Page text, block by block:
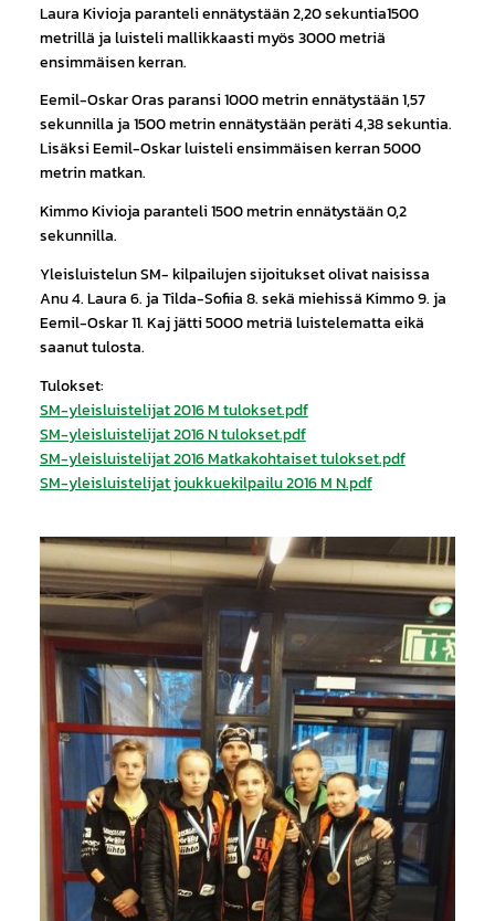
Laura Kivioja paranteli ennätystään 2,20 sekuntia1500
metrillä ja luisteli mallikkaasti myös 3000 metriä
ensimmäisen kerran.
Eemil-Oskar Oras paransi 1000 metrin ennätystään 1,57
sekunnilla ja 1500 metrin ennätystään peräti 4,38 sekuntia.
Lisäksi Eemil-Oskar luisteli ensimmäisen kerran 5000
metrin matkan.
Kimmo Kivioja paranteli 1500 metrin ennätystään 0,2
sekunnilla.
Yleisluistelun SM- kilpailujen sijoitukset olivat naisissa
Anu 4. Laura 6. ja Tilda-Sofiia 8. sekä miehissä Kimmo 9. ja
Eemil-Oskar 11. Kaj jätti 5000 metriä luistelematta eikä
saanut tulosta.
Tulokset:
SM-yleisluistelijat 2016 M tulokset.pdf
SM-yleisluistelijat 2016 N tulokset.pdf
SM-yleisluistelijat 2016 Matkakohtaiset tulokset.pdf
SM-yleisluistelijat joukkuekilpailu 2016 M N.pdf